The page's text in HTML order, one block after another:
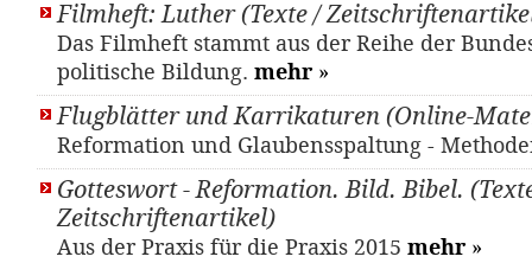
Filmheft: Luther (Texte /
Das Filmheft stammt aus der Reihe der
politische Bildung. mehr »
Flugblätter und Karrikaturen (Online-
Reformation und Glaubensspaltung -
Gotteswort - Reformation. Bild. Bibel.
Zeitschriftenartikel)
Aus der Praxis für die Praxis 2015 mehr »